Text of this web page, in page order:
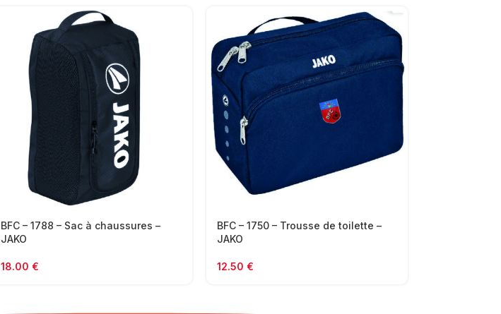
BFC – 1788 – Sac à chaussures –
JAKO
18.00 €
BFC – 1750 – Trousse de toilette –
JAKO
12.50 €